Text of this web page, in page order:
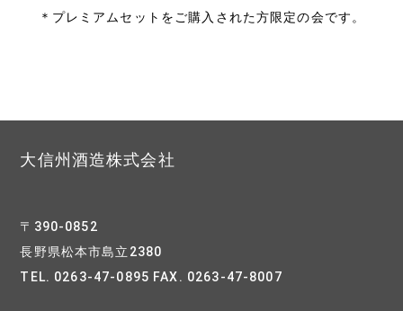
＊プレミアムセットをご購入された方限定の会です。
大信州酒造株式会社
〒390-0852
長野県松本市島立2380
TEL. 0263-47-0895 FAX. 0263-47-8007